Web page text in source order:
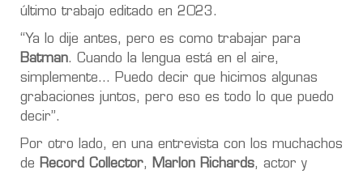
último trabajo editado en 2023.
“Ya lo dije antes, pero es como trabajar para
Batman. Cuando la lengua está en el aire,
simplemente... Puedo decir que hicimos algunas
grabaciones juntos, pero eso es todo lo que puedo
decir”.
Por otro lado, en una entrevista con los muchachos
de Record Collector, Marlon Richards, actor y